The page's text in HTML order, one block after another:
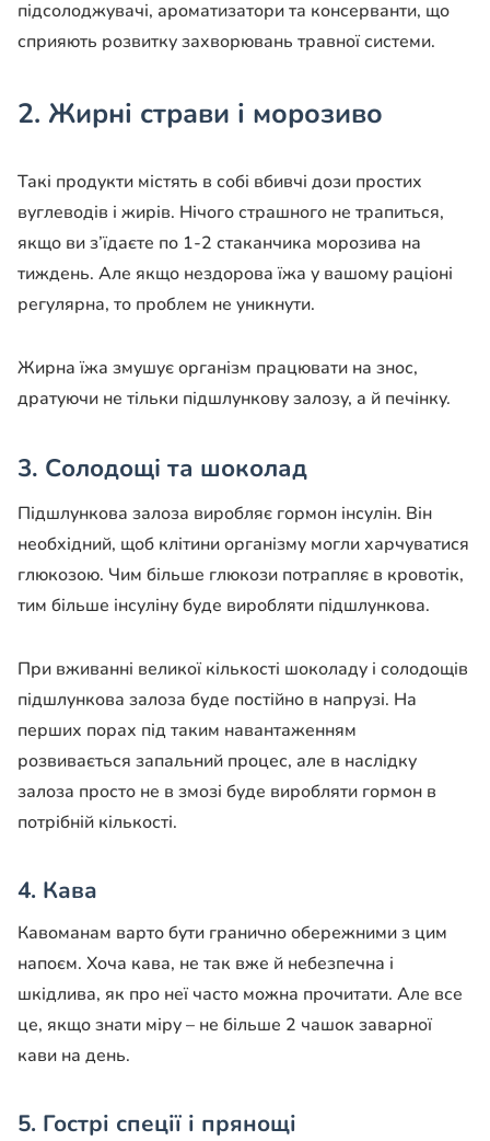
підсолоджувачі, ароматизатори та консерванти, що
сприяють розвитку захворювань травної системи.
2. Жирні страви і морозиво
Такі продукти містять в собі вбивчі дози простих
вуглеводів і жирів. Нічого страшного не трапиться,
якщо ви з’їдаєте по 1-2 стаканчика морозива на
тиждень. Але якщо нездорова їжа у вашому раціоні
регулярна, то проблем не уникнути.
Жирна їжа змушує організм працювати на знос,
дратуючи не тільки підшлункову залозу, а й печінку.
3. Солодощі та шоколад
Підшлункова залоза виробляє гормон інсулін. Він
необхідний, щоб клітини організму могли харчуватися
глюкозою. Чим більше глюкози потрапляє в кровотік,
тим більше інсуліну буде виробляти підшлункова.
При вживанні великої кількості шоколаду і солодощів
підшлункова залоза буде постійно в напрузі. На
перших порах під таким навантаженням
розвивається запальний процес, але в наслідку
залоза просто не в змозі буде виробляти гормон в
потрібній кількості.
4. Кава
Кавоманам варто бути гранично обережними з цим
напоєм. Хоча кава, не так вже й небезпечна і
шкідлива, як про неї часто можна прочитати. Але все
це, якщо знати міру – не більше 2 чашок заварної
кави на день.
5. Гострі спеції і прянощі